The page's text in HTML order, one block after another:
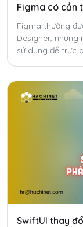
Figma có cần
Figma thường
Designer, nhưng
sử dụng để trực
SwiftUI thay